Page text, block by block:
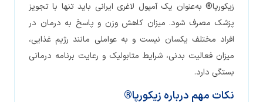
زیکورپا® به‌عنوان یک آمپول لاغری ایرانی باید تنها با تجویز
پزشک مصرف شود. میزان کاهش وزن و پاسخ به درمان در
افراد مختلف یکسان نیست و به عواملی مانند رژیم غذایی،
میزان فعالیت بدنی، شرایط متابولیک و رعایت برنامه درمانی
بستگی دارد.
نکات مهم درباره زیکورپا®